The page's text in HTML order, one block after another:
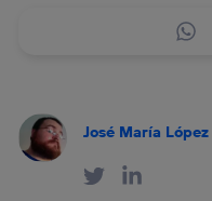
José María López